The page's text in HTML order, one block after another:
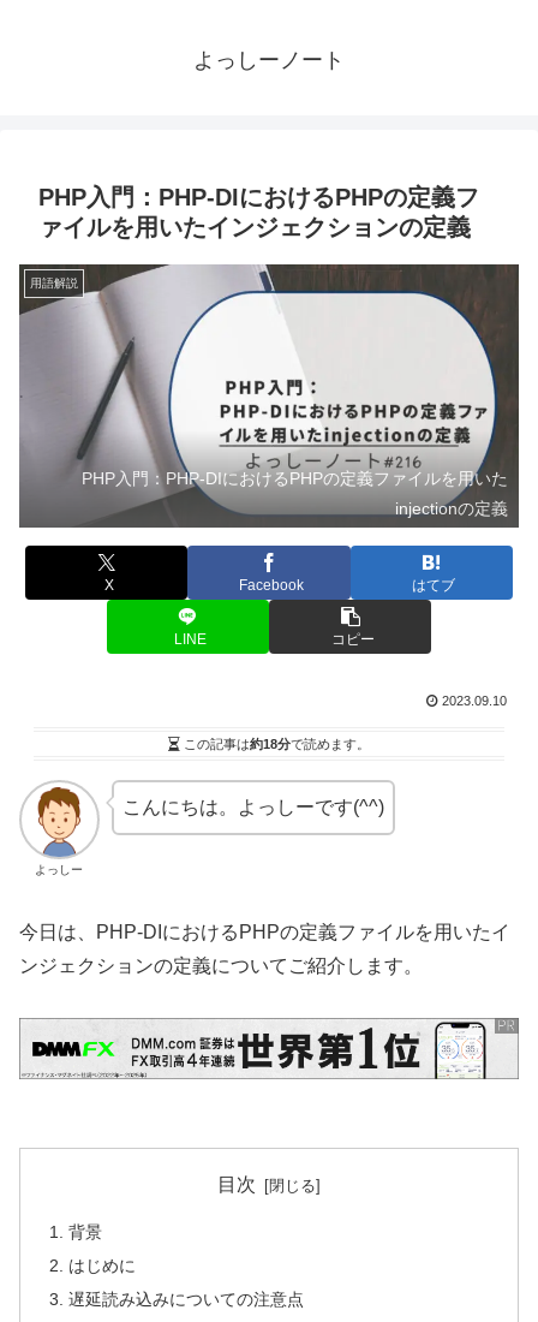
よっしーノート
PHP入門：PHP-DIにおけるPHPの定義フ
ァイルを用いたインジェクションの定義
用語解説
PHP入門：PHP-DIにおけるPHPの定義ファイルを用いた
injectionの定義
X Facebook はてブ
LINE コピー
2023.09.10
この記事は約18分で読めます。
よっしー
こんにちは。よっしーです(^^)
今日は、PHP-DIにおけるPHPの定義ファイルを用いたイ
ンジェクションの定義についてご紹介します。
目次
背景
はじめに
遅延読み込みについての注意点